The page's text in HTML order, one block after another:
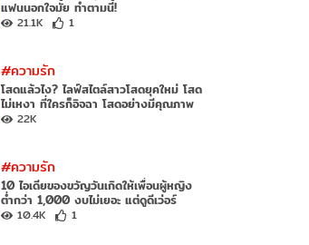
แฟนนอกใจมั้ย ทำตามนี้!
21.1K 1
#ความรัก
โสดแล้วไง? ไลฟ์สไตล์สาวโสดยุคใหม่ โสด
ไม่เหงา ที่ใครก็อิจฉา โสดอย่างมีคุณภาพ
22K
#ความรัก
10 ไอเดียของขวัญวันเกิดให้เพื่อนผู้หญิง
ต่ำกว่า 1,000 งบไม่เยอะ แต่ดูดีเว่อร์
10.4K 1